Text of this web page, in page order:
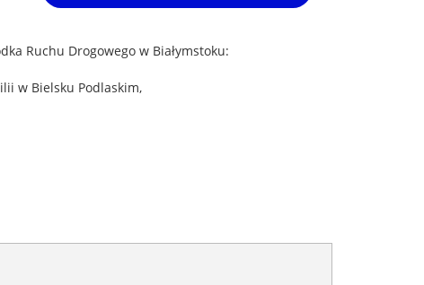
Ruchu Drogowego w Białymstoku:
w Bielsku Podlaskim,